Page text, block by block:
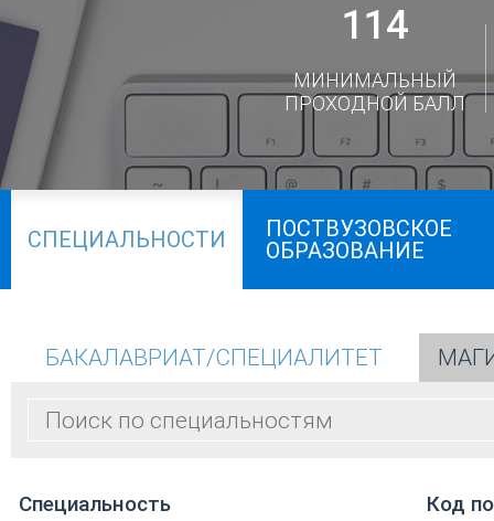
114
МИНИМАЛЬНЫЙ
ПРОХОДНОЙ БАЛЛ
СПЕЦИАЛЬНОСТИ
ПОСТВУЗОВСКОЕ
ОБРАЗОВАНИЕ
БАКАЛАВРИАТ/СПЕЦИАЛИТЕТ
Cпециальность Код